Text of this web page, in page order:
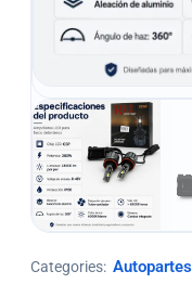
Categories: Autopartes